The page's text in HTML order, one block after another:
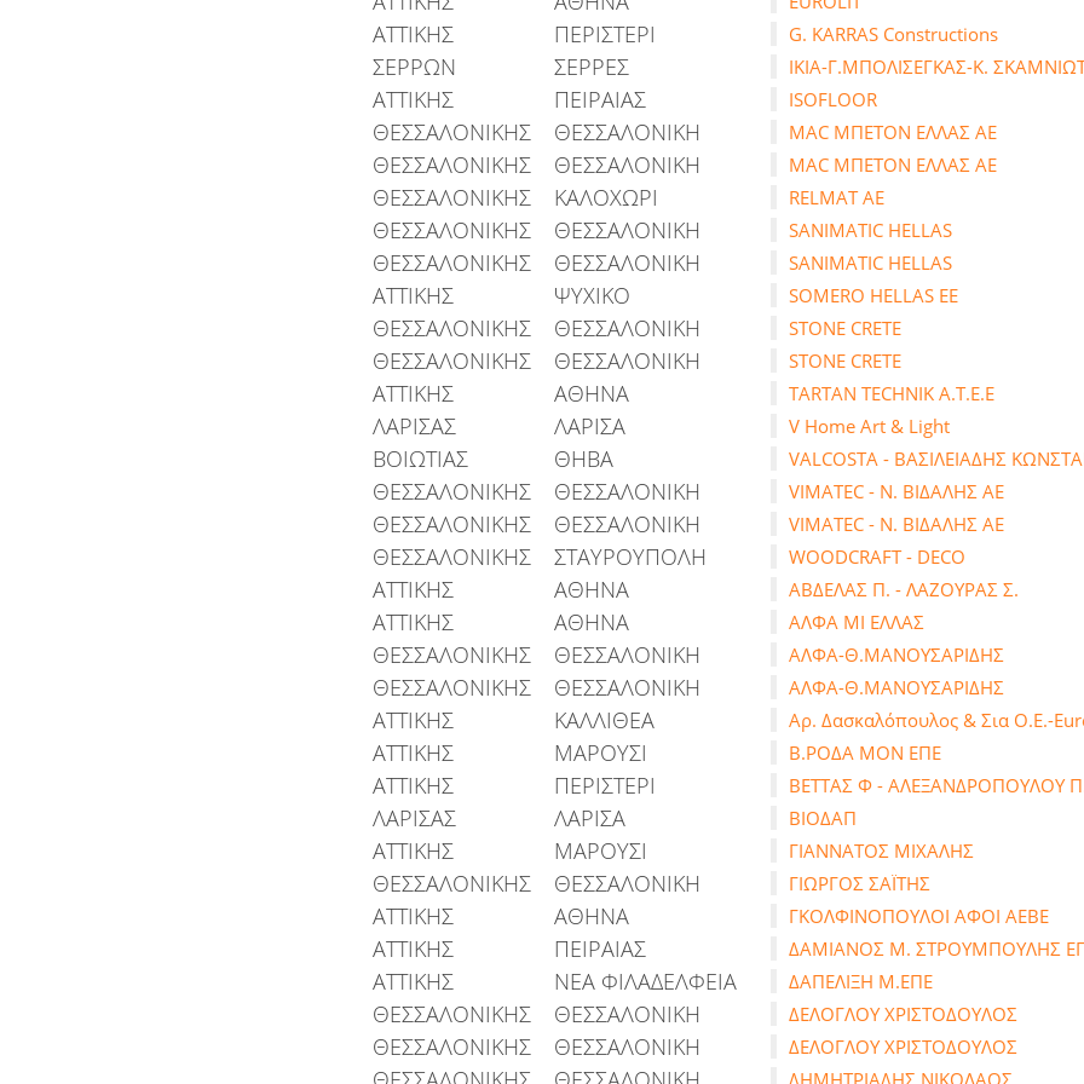
ΑΤΤΙΚΗΣ ΠΕΡΙΣΤΕΡΙ G. KARRAS Constructions
ΣΕΡΡΩΝ ΣΕΡΡΕΣ IKIA-Γ.ΜΠΟΛΙΣΕΓΚΑΣ-Κ.
ΑΤΤΙΚΗΣ ΠΕΙΡΑΙΑΣ ISOFLOOR
ΘΕΣΣΑΛΟΝΙΚΗΣ ΘΕΣΣΑΛΟΝΙΚΗ MAC ΜΠΕΤΟΝ ΕΛΛΑΣ ΑΕ
ΘΕΣΣΑΛΟΝΙΚΗΣ ΘΕΣΣΑΛΟΝΙΚΗ MAC ΜΠΕΤΟΝ ΕΛΛΑΣ ΑΕ
ΘΕΣΣΑΛΟΝΙΚΗΣ ΚΑΛΟΧΩΡΙ RELMAT AE
ΘΕΣΣΑΛΟΝΙΚΗΣ ΘΕΣΣΑΛΟΝΙΚΗ SANIMATIC HELLAS
ΘΕΣΣΑΛΟΝΙΚΗΣ ΘΕΣΣΑΛΟΝΙΚΗ SANIMATIC HELLAS
ΑΤΤΙΚΗΣ ΨΥΧΙΚΟ SOMERO HELLAS ΕΕ
ΘΕΣΣΑΛΟΝΙΚΗΣ ΘΕΣΣΑΛΟΝΙΚΗ STONE CRETE
ΘΕΣΣΑΛΟΝΙΚΗΣ ΘΕΣΣΑΛΟΝΙΚΗ STONE CRETE
ΑΤΤΙΚΗΣ ΑΘΗΝΑ TARTAN TECHNIK A.T.E.E
ΛΑΡΙΣΑΣ ΛΑΡΙΣΑ V Home Art & Light
ΒΟΙΩΤΙΑΣ ΘΗΒΑ VALCOSTA - ΒΑΣΙΛΕΙΑΔΗΣ
ΘΕΣΣΑΛΟΝΙΚΗΣ ΘΕΣΣΑΛΟΝΙΚΗ VIMATEC - N. ΒΙΔΑΛΗΣ ΑΕ
ΘΕΣΣΑΛΟΝΙΚΗΣ ΘΕΣΣΑΛΟΝΙΚΗ VIMATEC - N. ΒΙΔΑΛΗΣ ΑΕ
ΘΕΣΣΑΛΟΝΙΚΗΣ ΣΤΑΥΡΟΥΠΟΛΗ WOODCRAFT - DECO
ΑΤΤΙΚΗΣ ΑΘΗΝΑ ΑΒΔΕΛΑΣ Π. - ΛΑΖΟΥΡΑΣ Σ.
ΑΤΤΙΚΗΣ ΑΘΗΝΑ ΑΛΦΑ ΜΙ ΕΛΛΑΣ
ΘΕΣΣΑΛΟΝΙΚΗΣ ΘΕΣΣΑΛΟΝΙΚΗ ΑΛΦΑ-Θ.ΜΑΝΟΥΣΑΡΙΔΗΣ
ΘΕΣΣΑΛΟΝΙΚΗΣ ΘΕΣΣΑΛΟΝΙΚΗ ΑΛΦΑ-Θ.ΜΑΝΟΥΣΑΡΙΔΗΣ
ΑΤΤΙΚΗΣ ΚΑΛΛΙΘΕΑ Αρ. Δασκαλόπουλος & Σια Ο.Ε.-
ΑΤΤΙΚΗΣ ΜΑΡΟΥΣΙ Β.ΡΟΔΑ ΜΟΝ ΕΠΕ
ΑΤΤΙΚΗΣ ΠΕΡΙΣΤΕΡΙ ΒΕΤΤΑΣ Φ - ΑΛΕΞΑΝΔΡΟΠΟΥΛΟΥ
ΛΑΡΙΣΑΣ ΛΑΡΙΣΑ ΒΙΟΔΑΠ
ΑΤΤΙΚΗΣ ΜΑΡΟΥΣΙ ΓΙΑΝΝΑΤΟΣ ΜΙΧΑΛΗΣ
ΘΕΣΣΑΛΟΝΙΚΗΣ ΘΕΣΣΑΛΟΝΙΚΗ ΓΙΩΡΓΟΣ ΣΑΪΤΗΣ
ΑΤΤΙΚΗΣ ΑΘΗΝΑ ΓΚΟΛΦΙΝΟΠΟΥΛΟΙ ΑΦΟΙ ΑΕΒΕ
ΑΤΤΙΚΗΣ ΠΕΙΡΑΙΑΣ ΔΑΜΙΑΝΟΣ Μ. ΣΤΡΟΥΜΠΟΥΛΗΣ
ΑΤΤΙΚΗΣ ΝΕΑ ΦΙΛΑΔΕΛΦΕΙΑ ΔΑΠΕΛΙΞΗ Μ.ΕΠΕ
ΘΕΣΣΑΛΟΝΙΚΗΣ ΘΕΣΣΑΛΟΝΙΚΗ ΔΕΛΟΓΛΟΥ ΧΡΙΣΤΟΔΟΥΛΟΣ
ΘΕΣΣΑΛΟΝΙΚΗΣ ΘΕΣΣΑΛΟΝΙΚΗ ΔΕΛΟΓΛΟΥ ΧΡΙΣΤΟΔΟΥΛΟΣ
ΔΗΜΗΤΡΙΑΔΗΣ ΝΙΚΟΛΑΟΣ